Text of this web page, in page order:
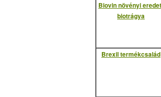
Biovin növényi
biotrágya
Brexil termékcsalád